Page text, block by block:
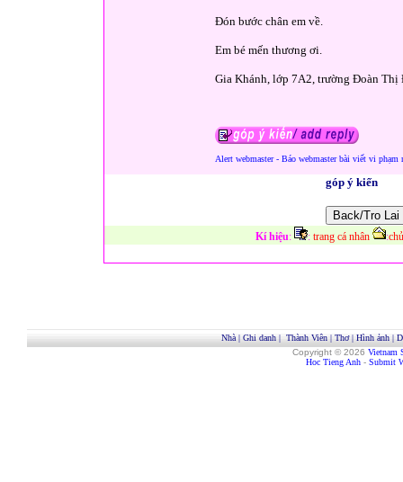
Đón bước chân em về.
Em bé mến thương ơi.
Gia Khánh, lớp 7A2, trường Đoàn Thị
Alert webmaster - Báo webmaster bài viết vi phạm
góp ý kiến
Kí hiệu: : trang cá nhân :
Nhà| Ghi danh| Thành Viên| Thơ| Hình ảnh|
Copyright © 2026 Vietnam
Hoc Tieng Anh - Submit